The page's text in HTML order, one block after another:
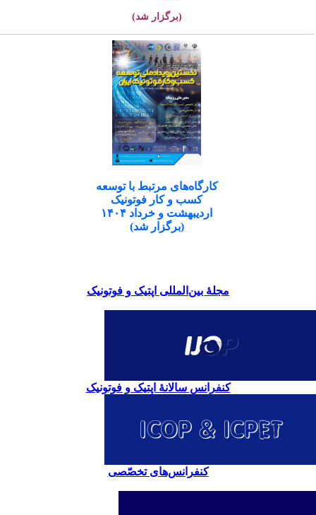
(برگزار شد)
کارگاه‌های مرتبط با توسعه
کسب و کار فوتونیک
اردیبهشت و خرداد ۱۴۰۴
(برگزار شد)
مجلۀ بین‌المللی اپتیک و فوتونیک
کنفرانس سالانۀ اپتیک و فوتونیک
کنفرانس‌های تخصّصی